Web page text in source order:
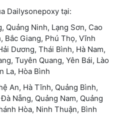
Dailysonepoxy tại:
Quảng Ninh, Lạng Sơn, Cao
Bắc Giang, Phú Thọ, Vĩnh
Dương, Thái Bình, Hà Nam,
Tuyên Quang, Yên Bái, Lào
La, Hòa Bình
An, Hà Tĩnh, Quảng Bình,
Nẵng, Quảng Nam, Quảng
Hòa, Ninh Thuận, Bình